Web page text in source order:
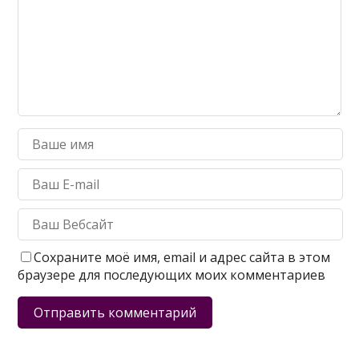
Сохраните моё имя, email и адрес сайта в этом
браузере для последующих моих комментариев